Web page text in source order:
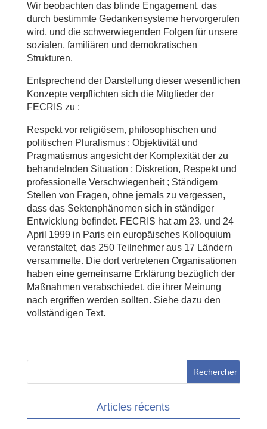
Wir beobachten das blinde Engagement, das
durch bestimmte Gedankensysteme hervorgerufen
wird, und die schwerwiegenden Folgen für unsere
sozialen, familiären und demokratischen
Strukturen.
Entsprechend der Darstellung dieser wesentlichen
Konzepte verpflichten sich die Mitglieder der
FECRIS zu :
Respekt vor religiösem, philosophischen und
politischen Pluralismus ; Objektivität und
Pragmatismus angesicht der Komplexität der zu
behandelnden Situation ; Diskretion, Respekt und
professionelle Verschwiegenheit ; Ständigem
Stellen von Fragen, ohne jemals zu vergessen,
dass das Sektenphänomen sich in ständiger
Entwicklung befindet. FECRIS hat am 23. und 24
April 1999 in Paris ein europäisches Kolloquium
veranstaltet, das 250 Teilnehmer aus 17 Ländern
versammelte. Die dort vertretenen Organisationen
haben eine gemeinsame Erklärung bezüglich der
Maßnahmen verabschiedet, die ihrer Meinung
nach ergriffen werden sollten. Siehe dazu den
vollständigen Text.
Articles récents